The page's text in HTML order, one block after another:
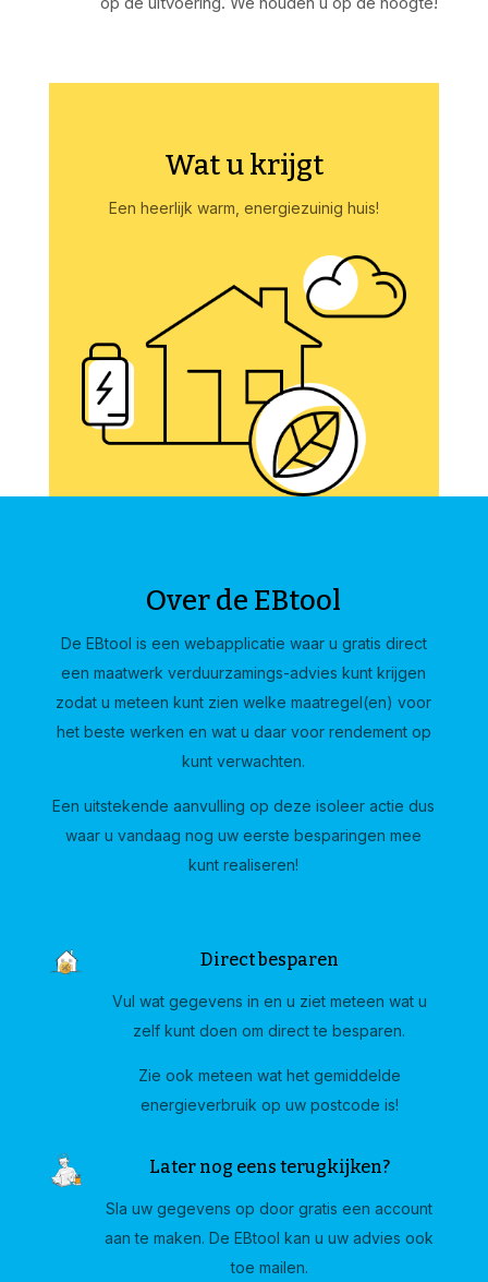
Wat u krijgt
Een heerlijk warm, energiezuinig huis!
Over de EBtool
De EBtool is een webapplicatie waar u gratis direct
een maatwerk verduurzamings-advies kunt krijgen
zodat u meteen kunt zien welke maatregel(en) voor
het beste werken en wat u daar voor rendement op
kunt verwachten.
Een uitstekende aanvulling op deze isoleer actie dus
waar u vandaag nog uw eerste besparingen mee
kunt realiseren!
Direct besparen
Vul wat gegevens in en u ziet meteen wat u
zelf kunt doen om direct te besparen.
Zie ook meteen wat het gemiddelde
energieverbruik op uw postcode is!
Later nog eens terugkijken?
Sla uw gegevens op door gratis een account
aan te maken. De EBtool kan u uw advies ook
toe mailen.